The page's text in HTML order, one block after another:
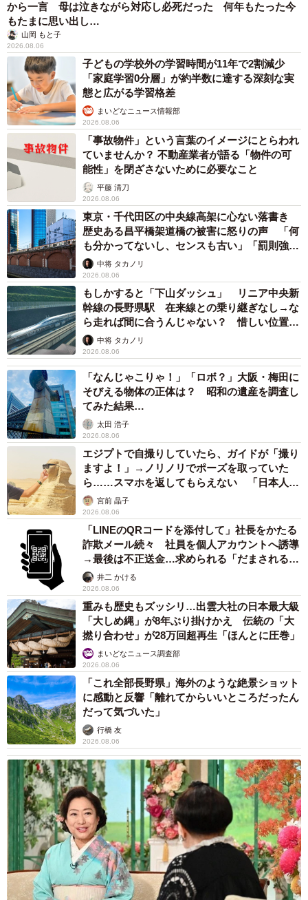
から一言 母は泣きながら対応し必死だった 何年もたった今
もたまに思い出し…
山岡 もと子
2026.08.06
子どもの学校外の学習時間が11年で2割減少
「家庭学習0分層」が約半数に達する深刻な実
態と広がる学習格差
まいどなニュース情報部
2026.08.06
「事故物件」という言葉のイメージにとらわれ
ていませんか？ 不動産業者が語る「物件の可
能性」を閉ざさないために必要なこと
平藤 清刀
2026.08.06
東京・千代田区の中央線高架に心ない落書き
歴史ある昌平橋架道橋の被害に怒りの声 「何
も分かってないし、センスも古い」「罰則強化
して」中将 タカノリ
2026.08.06
もしかすると「下山ダッシュ」 リニア中央新
幹線の長野県駅 在来線との乗り継ぎなし→な
ら走れば間に合うんじゃない？ 惜しい位置関
係が反響
中将 タカノリ
2026.08.06
「なんじゃこりゃ！」「ロボ？」大阪・梅田に
そびえる物体の正体は？ 昭和の遺産を調査し
てみた結果…
太田 浩子
2026.08.06
エジプトで自撮りしていたら、ガイドが「撮り
ますよ！」→ノリノリでポーズを取っていた
ら……スマホを返してもらえない 「日本人は
カモ代表かも」「私は6時間で3万円払った」
宮前 晶子
2026.08.06
「LINEのQRコードを添付して」社長をかたる
詐欺メール続々 社員を個人アカウントへ誘導
→最後は不正送金…求められる「だまされる前
提」の対策
井二 かける
2026.08.06
重みも歴史もズッシリ…出雲大社の日本最大級
「大しめ縄」が8年ぶり掛けかえ 伝統の「大
撚り合わせ」が28万回超再生「ほんとに圧巻」
まいどなニュース調査部
2026.08.06
「これ全部長野県」海外のような絶景ショット
に感動と反響「離れてからいいところだったん
だって気づいた」
行橋 友
2026.08.06